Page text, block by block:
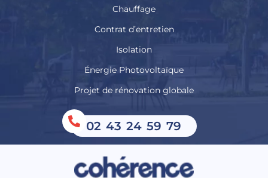
Chauffage
Contrat d’entretien
Isolation
Énergie Photovoltaïque
Projet de rénovation globale
02 43 24 59 79